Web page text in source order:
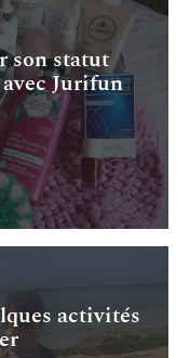
son statut
Jurifun
activités